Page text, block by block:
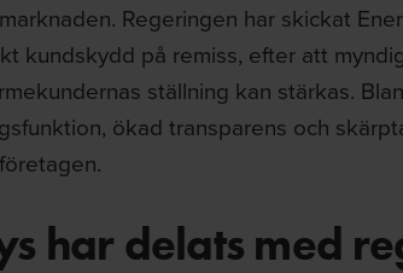
Regeringen har skickat
kundskydd på remiss, efter att
ställning kan stärkas.
ökad transparens och
har delats med